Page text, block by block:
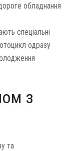
обладнання
спеціальні
одразу
з
та